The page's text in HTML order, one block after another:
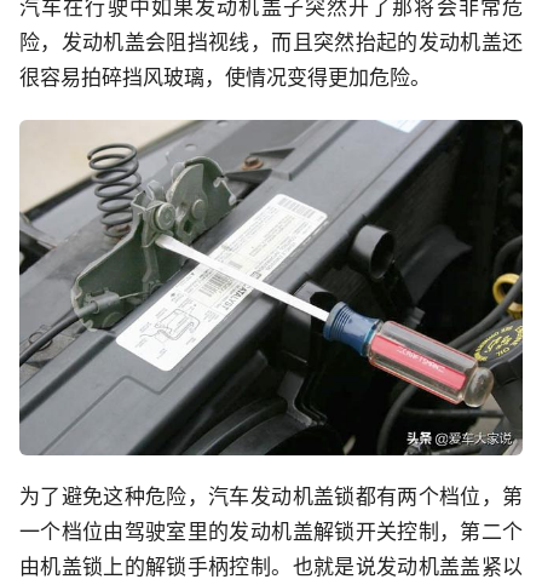
汽车在行驶中如果发动机盖子突然开了那将会非常危
险，发动机盖会阻挡视线，而且突然抬起的发动机盖还
很容易拍碎挡风玻璃，使情况变得更加危险。
为了避免这种危险，汽车发动机盖锁都有两个档位，第
一个档位由驾驶室里的发动机盖解锁开关控制，第二个
由机盖锁上的解锁手柄控制。也就是说发动机盖盖紧以